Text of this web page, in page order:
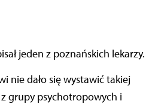
jeden z poznańskich lekarzy.
nie dało się wystawić takiej
z grupy psychotropowych i